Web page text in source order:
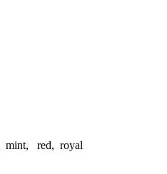
mint, red, royal